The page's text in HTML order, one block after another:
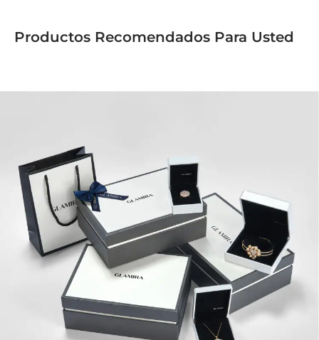
Productos Recomendados Para Usted